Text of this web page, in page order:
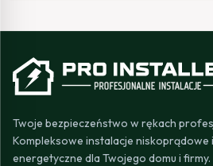
Twoje bezpieczeństwo w rękach
Kompleksowe instalacje niskoprądowe
energetyczne dla Twojego domu i firmy.